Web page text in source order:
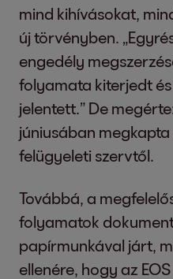
mind kihívásokat,
új törvényben.
engedély
folyamata kiterjedt
jelentett.” De
júniusában
felügyeleti szervtől.
Továbbá, a
folyamatok
papírmunkával járt,
ellenére, hogy az